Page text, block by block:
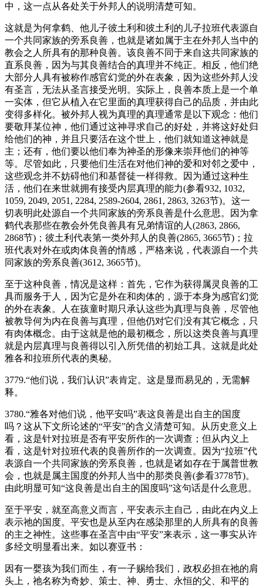
中，这一点从各处关于外邦人的说明清楚可知。
这就是为何拿鹤、他儿子彼土利和彼土利的儿子拉班代表源自
一个共同家族的旁系良善，也就是诸如属于主在外邦人当中的
教会之人所具有的那种良善。该良善不同于来自这共同家族的
直系良善，因为与其良善结合的真理并不纯正。相反，他们绝
大部分人具有被称作感官幻觉的外在表象，因为这些外邦人没
有圣言，无法从圣言接受光明。实际上，良善本质上是一个单
一实体，但它从植入在它里面的真理获得自己的品质，并由此
变得多样化。被外邦人视为真理的真理通常是以下观念：他们
要敬拜某位神，他们通过这神寻求自己的好处，并将这好处归
给他们的神，并且只要活在这个世上，他们就知道这神就是
主；还有，他们要以他们奉为神圣的形像来崇拜他们的神等
等。尽管如此，只要他们生活在对他们神的爱和对邻之爱中，
这些观念并不妨碍他们和基督徒一样得救。因为通过这种生
活，他们在来世就拥有接受内层真理的能力(参看932, 1032,
1059, 2049, 2051, 2284, 2589-2604, 2861, 2863, 3263节)。这一
切表明此处源自一个共同家族的旁系良善是什么意思。因为拿
鹤代表那些在教会外凭良善具有兄弟情谊的人(2863, 2866,
2868节)；彼土利代表第一类外邦人的良善(2865, 3665节)；拉
班代表对外在或肉体良善的情感，严格来说，代表源自一个共
同家族的旁系良善(3612, 3665节)。
至于这种良善，情况是这样：首先，它作为获得属灵良善的工
具而服务于人，因为它是外在和肉体的，源于本身为感官幻觉
的外在表象。人在孩童时期只承认这些为真理与良善，尽管他
被教导何为内在良善与真理，但他仍对它们没有其它概念，只
有肉体概念。由于这就是他的最初概念，所以这类良善与真理
就是内层真理与良善得以引入所凭借的初始工具。这就是此处
雅各和拉班所代表的奥秘。
3779.“他们说，我们认识”表肯定。这是显而易见的，无需解
释。
3780.“雅各对他们说，他平安吗”表这良善是出自主的国度
吗？这从下文所论述的“平安”的含义清楚可知。从历史意义上
看，这是针对拉班是否有平安所作的一次调查；但从内义上
看，这是针对拉班代表的良善所作的一次调查。因为“拉班”代
表源自一个共同家族的旁系良善，也就是诸如存在于属普世教
会，也就是属主国度的外邦人当中的那类良善(参看3778节)。
由此明显可知“这良善是出自主的国度吗”这句话是什么意思。
至于平安，就至高意义而言，平安表示主自己，由此在内义上
表示祂的国度。平安也是从至内在感染那里的人所具有的良善
的主之神性。这些事在圣言中由“平安”来表示，这一事实从许
多经文明显看出来。如以赛亚书：
因有一婴孩为我们而生，有一子赐给我们，政权必担在祂的肩
头上，祂名称为奇妙、策士、神、勇士、永恒的父、和平的